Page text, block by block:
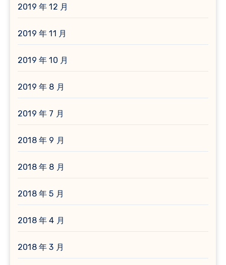
2019 年 12 月
2019 年 11 月
2019 年 10 月
2019 年 8 月
2019 年 7 月
2018 年 9 月
2018 年 8 月
2018 年 5 月
2018 年 4 月
2018 年 3 月